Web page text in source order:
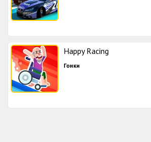
Happy Racing
Гонки